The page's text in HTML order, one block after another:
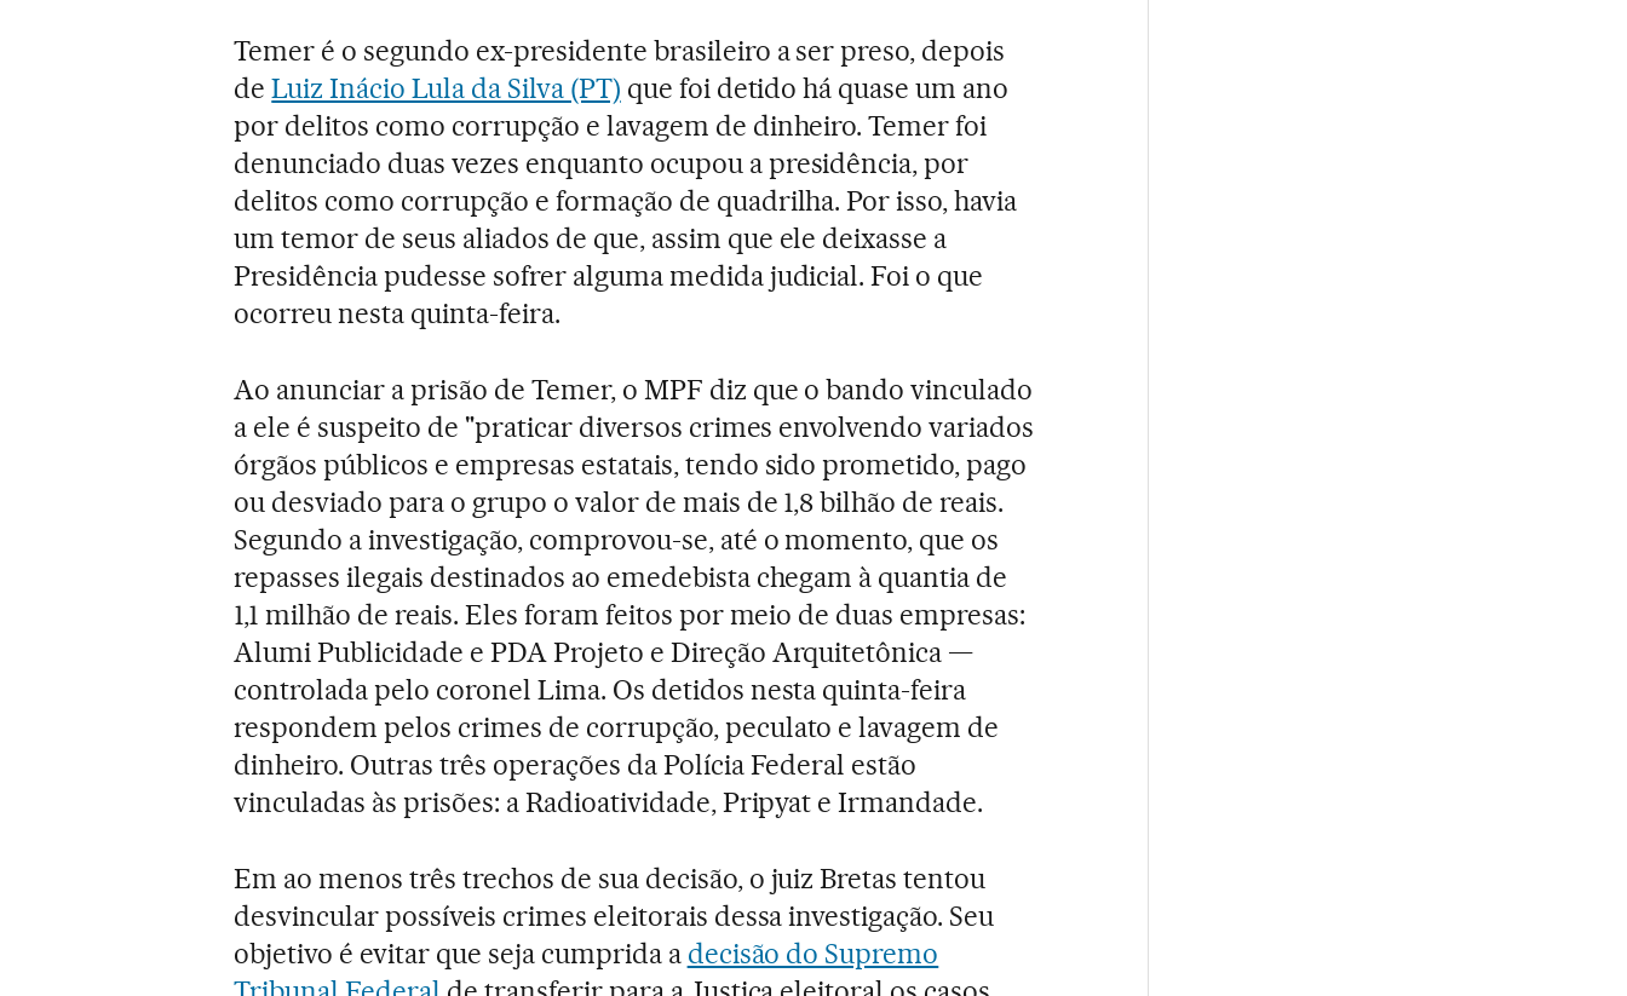
Temer é o segundo ex-presidente brasileiro a ser preso, depois
deLuiz Inácio Lula da Silva (PT) que foi detido há quase um ano
por delitos como corrupção e lavagem de dinheiro. Temer foi
denunciado duas vezes enquanto ocupou a presidência, por
delitos como corrupção e formação de quadrilha. Por isso, havia
um temor de seus aliados de que, assim que ele deixasse a
Presidência pudesse sofrer alguma medida judicial. Foi o que
ocorreu nesta quinta-feira.
Ao anunciar a prisão de Temer, o MPF diz que o bando vinculado
a ele é suspeito de "praticar diversos crimes envolvendo variados
órgãos públicos e empresas estatais, tendo sido prometido, pago
ou desviado para o grupo o valor de mais de 1,8 bilhão de reais.
Segundo a investigação, comprovou-se, até o momento, que os
repasses ilegais destinados ao emedebista chegam à quantia de
1,1 milhão de reais. Eles foram feitos por meio de duas empresas:
Alumi Publicidade e PDA Projeto e Direção Arquitetônica —
controlada pelo coronel Lima. Os detidos nesta quinta-feira
respondem pelos crimes de corrupção, peculato e lavagem de
dinheiro. Outras três operações da Polícia Federal estão
vinculadas às prisões: a Radioatividade, Pripyat e Irmandade.
Em ao menos três trechos de sua decisão, o juiz Bretas tentou
desvincular possíveis crimes eleitorais dessa investigação. Seu
objetivo é evitar que seja cumprida a decisão do Supremo